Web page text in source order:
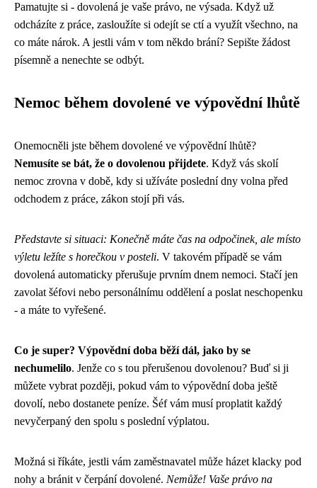
Pamatujte si - dovolená je vaše právo, ne výsada. Když už
odcházíte z práce, zasloužíte si odejít se ctí a využít všechno, na
co máte nárok. A jestli vám v tom někdo brání? Sepište žádost
písemně a nenechte se odbýt.
Nemoc během dovolené ve výpovědní lhůtě
Onemocněli jste během dovolené ve výpovědní lhůtě?
Nemusíte se bát, že o dovolenou přijdete. Když vás skolí
nemoc zrovna v době, kdy si užíváte poslední dny volna před
odchodem z práce, zákon stojí při vás.
Představte si situaci: Konečně máte čas na odpočinek, ale místo
výletu ležíte s horečkou v posteli. V takovém případě se vám
dovolená automaticky přerušuje prvním dnem nemoci. Stačí jen
zavolat šéfovi nebo personálnímu oddělení a poslat neschopenku
- a máte to vyřešené.
Co je super? Výpovědní doba běží dál, jako by se
nechumelilo. Jenže co s tou přerušenou dovolenou? Buď si ji
můžete vybrat později, pokud vám to výpovědní doba ještě
dovolí, nebo dostanete peníze. Šéf vám musí proplatit každý
nevyčerpaný den spolu s poslední výplatou.
Možná si říkáte, jestli vám zaměstnavatel může házet klacky pod
nohy a bránit v čerpání dovolené. Nemůže! Vaše právo na